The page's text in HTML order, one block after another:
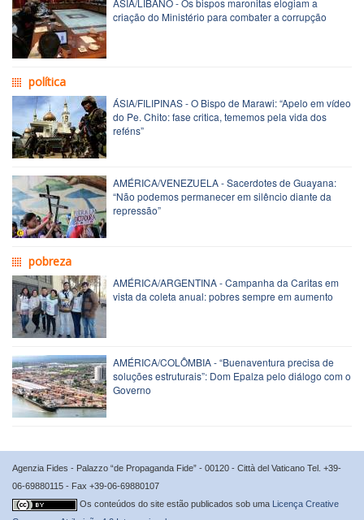
ÁSIA/LÍBANO - Os bispos maronitas elogiam a
criação do Ministério para combater a corrupção
política
ÁSIA/FILIPINAS - O Bispo de Marawi: “Apelo em vídeo
do Pe. Chito: fase critica, tememos pela vida dos
reféns”
AMÉRICA/VENEZUELA - Sacerdotes de Guayana:
“Não podemos permanecer em silêncio diante da
repressão”
pobreza
AMÉRICA/ARGENTINA - Campanha da Caritas em
vista da coleta anual: pobres sempre em aumento
AMÉRICA/COLÔMBIA - “Buenaventura precisa de
soluções estruturais”: Dom Epalza pelo diálogo com o
Governo
Agenzia Fides - Palazzo “de Propaganda Fide” - 00120 - Città del Vaticano Tel. +39-
06-69880115 - Fax +39-06-69880107
Os conteúdos do site estão publicados sob uma Licença Creative